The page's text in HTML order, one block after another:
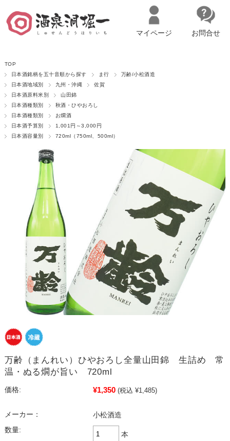
マイページへログイン
マイページ お問合せ
TOP
日本酒銘柄を五十音順から探す
ま行
万齢/小松酒造
日本酒地域別
九州・沖縄
佐賀
日本酒原料米別
山田錦
日本酒種類別
秋酒・ひやおろし
日本酒種類別
お燗酒
日本酒予算別
1,001円～3,000円
日本酒容量別
720ml（750ml、500ml）
万齢（まんれい）ひやおろし全量山田錦 生詰め 常
温・ぬる燗が旨い 720ml
価格: ¥1,350 (税込 ¥1,485)
メーカー：
小松酒造
数量:
本